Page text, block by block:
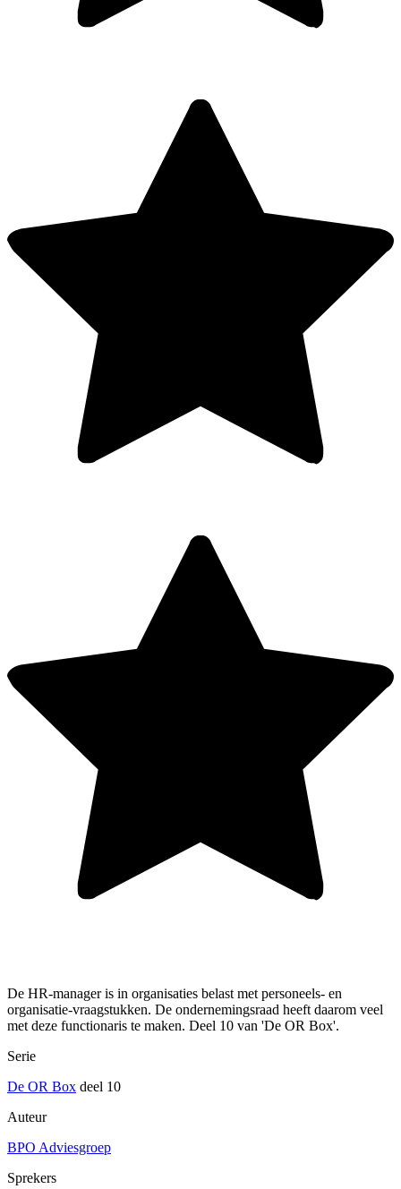
De HR-manager is in organisaties belast met personeels- en
organisatie-vraagstukken. De ondernemingsraad heeft daarom veel
met deze functionaris te maken. Deel 10 van 'De OR Box'.
Serie
De OR Box deel 10
Auteur
BPO Adviesgroep
Sprekers